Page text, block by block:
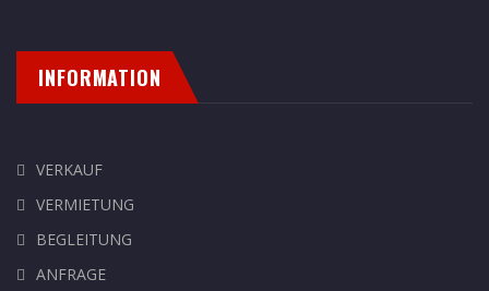
INFORMATION
VERKAUF
VERMIETUNG
BEGLEITUNG
ANFRAGE